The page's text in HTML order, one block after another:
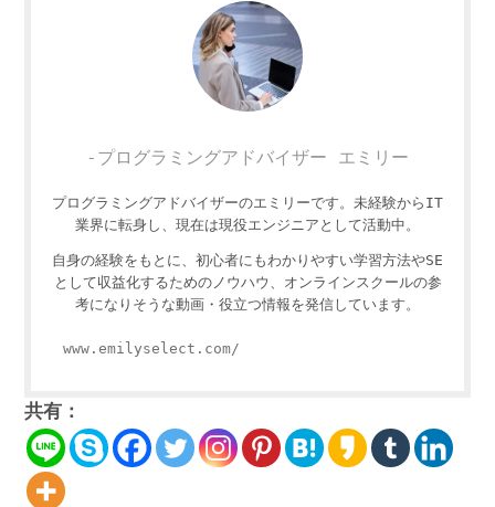
-プログラミングアドバイザー エミリー
プログラミングアドバイザーのエミリーです。未経験からIT
業界に転身し、現在は現役エンジニアとして活動中。
自身の経験をもとに、初心者にもわかりやすい学習方法やSE
として収益化するためのノウハウ、オンラインスクールの参
考になりそうな動画・役立つ情報を発信しています。
www.emilyselect.com/
共有：